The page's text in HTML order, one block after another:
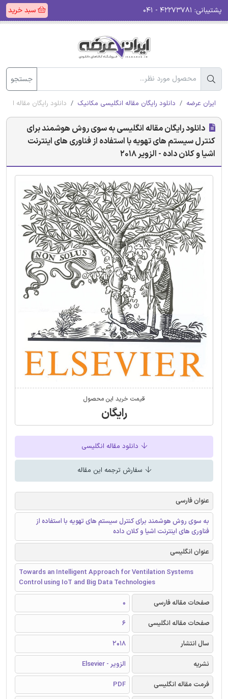
پشتیبانی: سبد خرید
جستجو
ایران عرضه دانلود رایگان مقاله انگلیسی مکانیک دانلود رایگان مقاله
دانلود رایگان مقاله انگلیسی به سوی روش هوشمند برای
کنترل سیستم های تهویه با استفاده از فناوری های اینترنت
اشیا و کلان داده - الزویر 2018
قیمت خرید این محصول
رایگان
دانلود مقاله انگلیسی
سفارش ترجمه این مقاله
عنوان فارسی
به سوی روش هوشمند برای کنترل سیستم های تهویه با استفاده از
فناوری های اینترنت اشیا و کلان داده
عنوان انگلیسی
Towards an Intelligent Approach for Ventilation Systems
Control using IoT and Big Data Technologies
صفحات مقاله فارسی
0
صفحات مقاله انگلیسی
6
سال انتشار
2018
نشریه
الزویر - Elsevier
فرمت مقاله انگلیسی
PDF